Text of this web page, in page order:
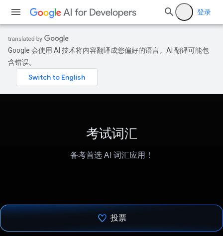
登录
Google 会使用 AI 技术将内容翻译成您偏好的语言。AI 翻译可能包
含错误。
考试词汇
备考首选 AI 词汇应用！
投票